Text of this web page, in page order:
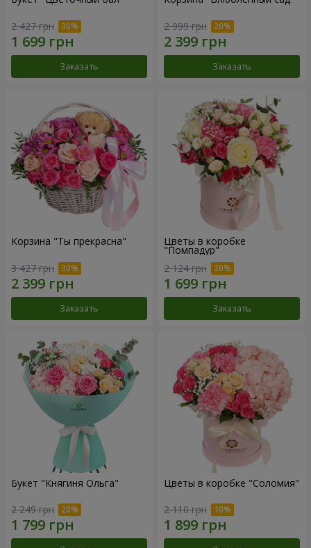
2 427 грн
Заказать
2 999 грн
Заказать
Корзина "Ты прекрасна"
3 427 грн
Заказать
Цветы в коробке
"Помпадур"
2 124 грн
Заказать
Букет "Княгиня Ольга"
2 249 грн
Цветы в коробке "Соломия"
2 110 грн